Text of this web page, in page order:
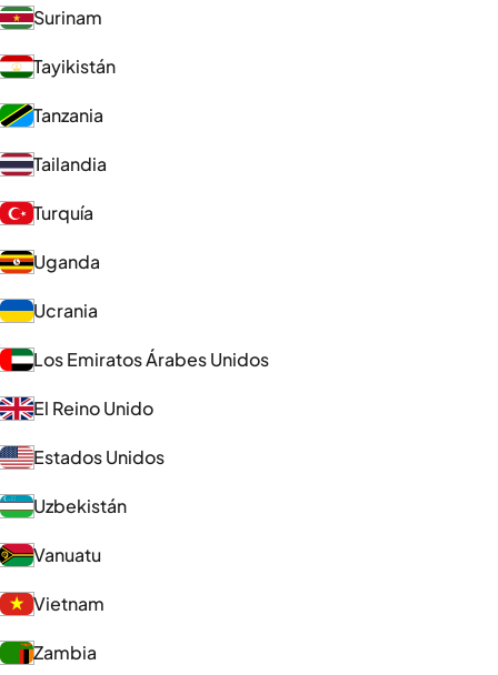
Surinam
Tayikistán
Tanzania
Tailandia
Turquía
Uganda
Ucrania
Los Emiratos Árabes Unidos
El Reino Unido
Estados Unidos
Uzbekistán
Vanuatu
Vietnam
Zambia